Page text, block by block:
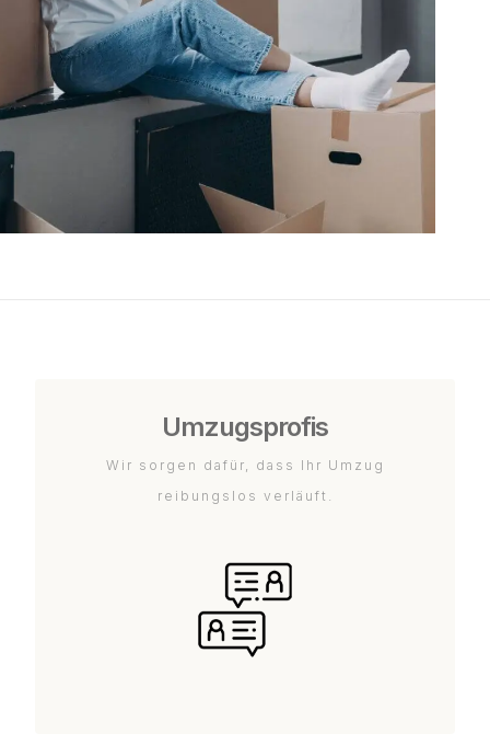
Umzugsprofis
Wir sorgen dafür, dass Ihr Umzug
reibungslos verläuft.